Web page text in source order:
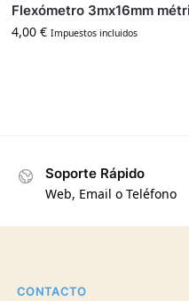
Flexómetro 3mx16mm
4,00€ Impuestos incluidos
Soporte Rápido
Web, Email o Teléfono
CONTACTO